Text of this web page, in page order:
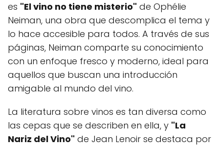
es "El vino no tiene misterio" de Ophélie
Neiman, una obra que descomplica el tema y
lo hace accesible para todos. A través de sus
páginas, Neiman comparte su conocimiento
con un enfoque fresco y moderno, ideal para
aquellos que buscan una introducción
amigable al mundo del vino.
La literatura sobre vinos es tan diversa como
las cepas que se describen en ella, y "La
Nariz del Vino" de Jean Lenoir se destaca por